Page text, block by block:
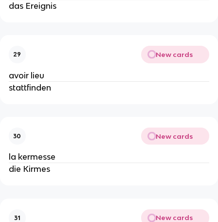
das Ereignis
29 New cards
avoir lieu
stattfinden
30 New cards
la kermesse
die Kirmes
31 New cards